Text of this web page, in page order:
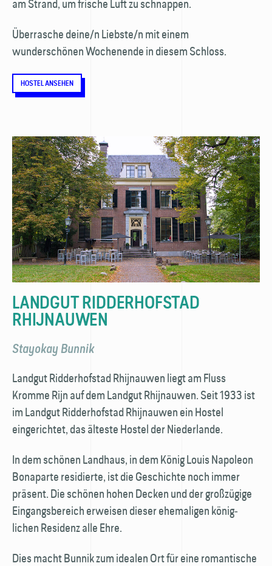
am Strand, um frische Luft zu schnappen.
Überrasche deine/n Liebste/n mit einem
wunderschönen Wochenende in diesem Schloss.
HOSTEL ANSEHEN
LANDGUT RIDDERHOFSTAD
RHIJNAUWEN
Stayokay Bunnik
Landgut Ridderhofstad Rhijnauwen liegt am Fluss
Kromme Rijn auf dem Landgut Rhijnauwen. Seit 1933 ist
im Landgut Ridder­hofstad Rhijnauwen ein Hostel
eingerichtet, das älteste Hostel der Niederlande.
In dem schönen Landhaus, in dem König Louis Napoleon
Bonaparte residierte, ist die Geschichte noch immer
präsent. Die schönen hohen Decken und der großzügige
Eingangs­bereich erweisen dieser ehemaligen könig­
lichen Residenz alle Ehre.
Dies macht Bunnik zum idealen Ort für eine romantische